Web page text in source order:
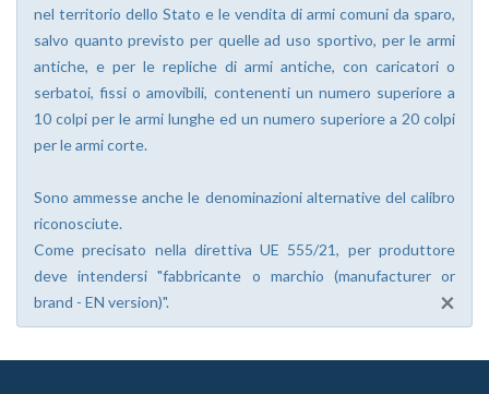
nel territorio dello Stato e le vendita di armi comuni da sparo,
salvo quanto previsto per quelle ad uso sportivo, per le armi
antiche, e per le repliche di armi antiche, con caricatori o
serbatoi, fissi o amovibili, contenenti un numero superiore a
10 colpi per le armi lunghe ed un numero superiore a 20 colpi
per le armi corte.
Sono ammesse anche le denominazioni alternative del calibro
riconosciute.
Come precisato nella direttiva UE 555/21, per produttore
deve intendersi "fabbricante o marchio (manufacturer or
brand - EN version)".
×